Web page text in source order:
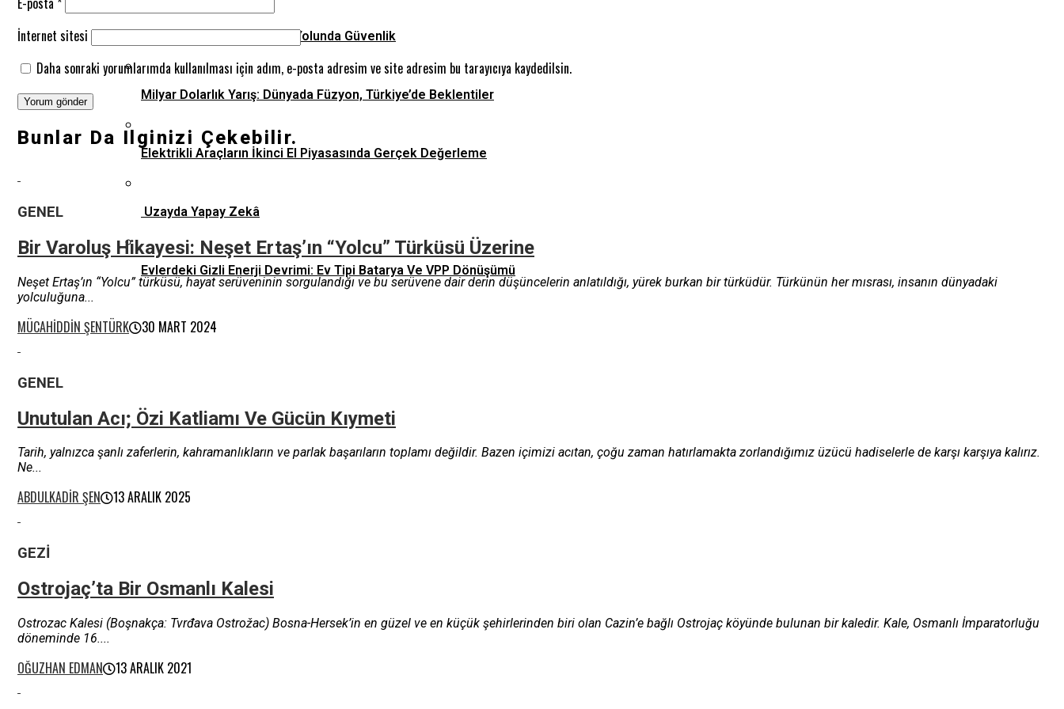
Otonom Sürüş: Geleceğin Yolunda Güvenlik
Milyar Dolarlık Yarış: Dünyada Füzyon, Türkiye’de Beklentiler
Elektrikli Araçların İkinci El Piyasasında Gerçek Değerleme
Uzayda Yapay Zekâ
Evlerdeki Gizli Enerji Devrimi: Ev Tipi Batarya Ve VPP Dönüşümü
İnternet sitesi
Daha sonraki yorumlarımda kullanılması için adım, e-posta adresim ve site adresim bu tarayıcıya kaydedilsin.
Bunlar Da Ilginizi Çekebilir.
GENEL
Bir Varoluş Hikayesi: Neşet Ertaş’ın “Yolcu” Türküsü Üzerine
Neşet Ertaş’ın “Yolcu” türküsü, hayat serüveninin sorgulandığı ve bu serüvene dair derin düşüncelerin anlatıldığı, yürek burkan bir türküdür. Türkünün her mısrası, insanın dünyadaki
yolculuğuna...
MÜCAHIDDIN ŞENTÜRK 30 MART 2024
GENEL
Unutulan Acı; Özi Katliamı Ve Gücün Kıymeti
Tarih, yalnızca şanlı zaferlerin, kahramanlıkların ve parlak başarıların toplamı değildir. Bazen içimizi acıtan, çoğu zaman hatırlamakta zorlandığımız üzücü hadiselerle de karşı karşıya kalırız.
Ne...
ABDULKADIR ŞEN 13 ARALIK 2025
GEZI
Ostrojaç’ta Bir Osmanlı Kalesi
Ostrozac Kalesi (Boşnakça: Tvrđava Ostrožac) Bosna-Hersek’in en güzel ve en küçük şehirlerinden biri olan Cazin’e bağlı Ostrojaç köyünde bulunan bir kaledir. Kale, Osmanlı İmparatorluğu
döneminde 16....
OĞUZHAN EDMAN 13 ARALIK 2021